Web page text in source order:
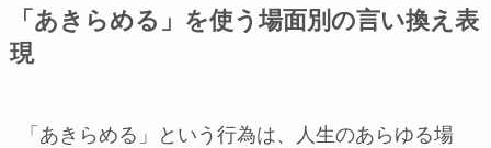
「あきらめる」を使う場面別の言い換え表
現
「あきらめる」という行為は、人生のあらゆる場